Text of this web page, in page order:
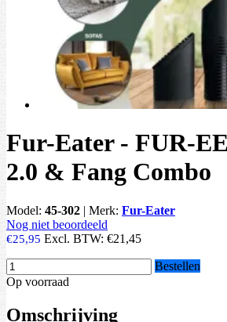
Fur-Eater - FUR-
2.0 & Fang Combo
Model: 45-302 | Merk: Fur-Eater
Nog niet beoordeeld
€25,95 Excl. BTW: €21,45
Bestellen
Op voorraad
Omschrijving